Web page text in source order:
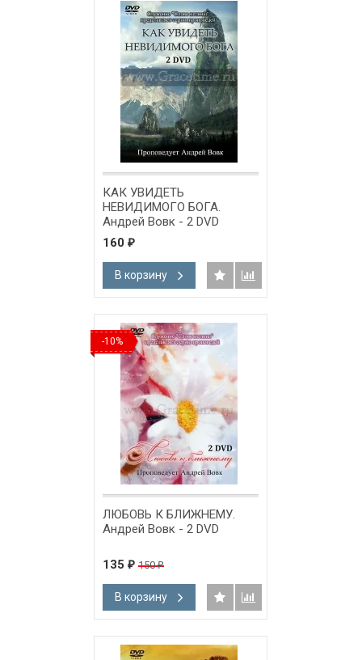
КАК УВИДЕТЬ
НЕВИДИМОГО БОГА.
Андрей Вовк - 2 DVD
160 ₽
В корзину
-10%
ЛЮБОВЬ К БЛИЖНЕМУ.
Андрей Вовк - 2 DVD
135 ₽ 150₽
В корзину